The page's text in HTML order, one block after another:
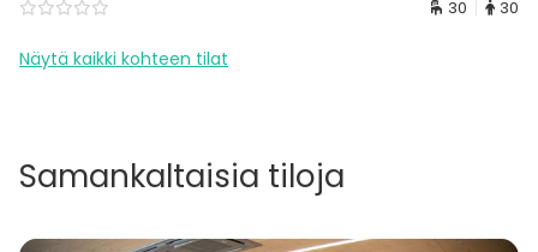
30 30
Näytä kaikki kohteen tilat
Samankaltaisia tiloja